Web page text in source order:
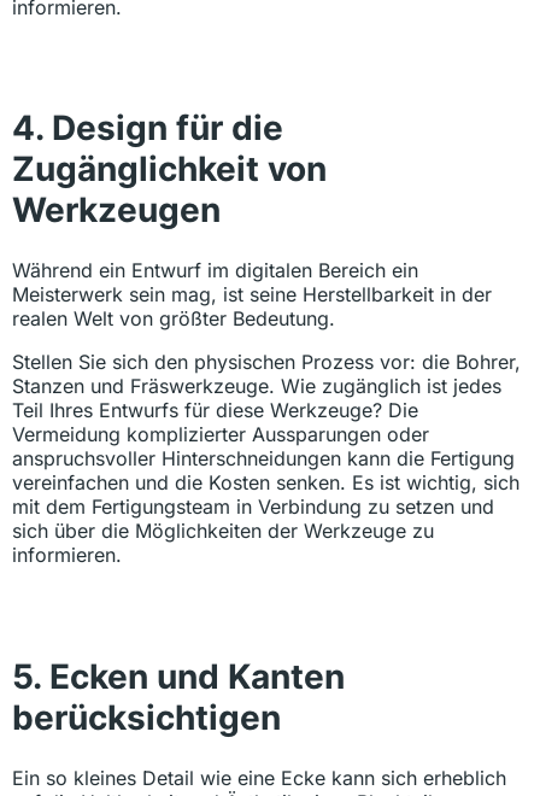
informieren.
4. Design für die
Zugänglichkeit von
Werkzeugen
Während ein Entwurf im digitalen Bereich ein
Meisterwerk sein mag, ist seine Herstellbarkeit in der
realen Welt von größter Bedeutung.
Stellen Sie sich den physischen Prozess vor: die Bohrer,
Stanzen und Fräswerkzeuge. Wie zugänglich ist jedes
Teil Ihres Entwurfs für diese Werkzeuge? Die
Vermeidung komplizierter Aussparungen oder
anspruchsvoller Hinterschneidungen kann die Fertigung
vereinfachen und die Kosten senken. Es ist wichtig, sich
mit dem Fertigungsteam in Verbindung zu setzen und
sich über die Möglichkeiten der Werkzeuge zu
informieren.
5. Ecken und Kanten
berücksichtigen
Ein so kleines Detail wie eine Ecke kann sich erheblich